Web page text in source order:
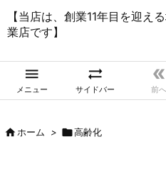
【当店は、創業11年目を迎え
業店です】

メニュー

サイドバー

前へ
ホーム > 高齢化